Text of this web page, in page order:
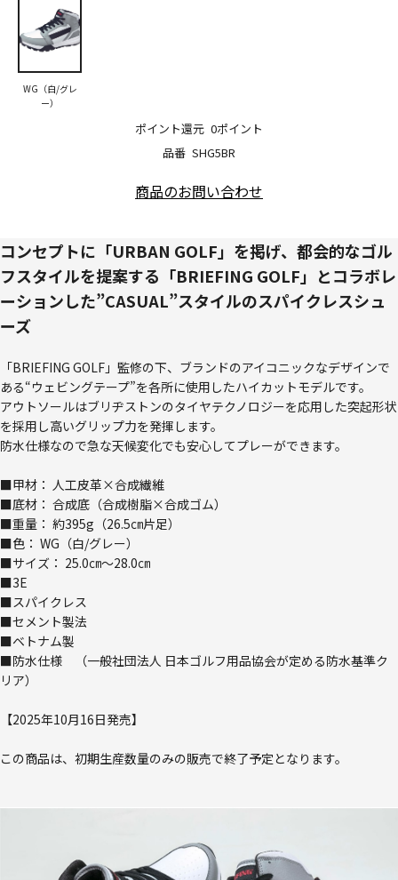
品番 SHG5BR
ポイント還元 0ポイント
WG（白/グレ
ー）
商品のお問い合わせ
コンセプトに「URBAN GOLF」を掲げ、都会的なゴル
フスタイルを提案する「BRIEFING GOLF」とコラボレ
ーションした”CASUAL”スタイルのスパイクレスシュ
ーズ
「BRIEFING GOLF」監修の下、ブランドのアイコニックなデザインで
ある“ウェビングテープ”を各所に使用したハイカットモデルです。
アウトソールはブリヂストンのタイヤテクノロジーを応用した突起形状
を採用し高いグリップ力を発揮します。
防水仕様なので急な天候変化でも安心してプレーができます。
■甲材： 人工皮革×合成繊維
■底材： 合成底（合成樹脂×合成ゴム）
■重量： 約395g（26.5㎝片足）
■色： WG（白/グレー）
■サイズ： 25.0㎝～28.0㎝
■3E
■スパイクレス
■セメント製法
■ベトナム製
■防水仕様 （一般社団法人 日本ゴルフ用品協会が定める防水基準ク
リア）
【2025年10月16日発売】
この商品は、初期生産数量のみの販売で終了予定となります。